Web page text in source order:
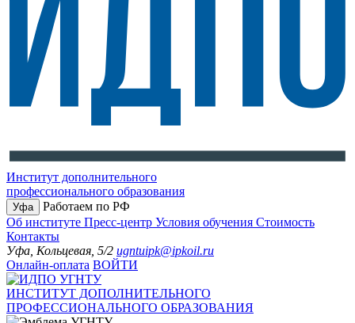
Институт дополнительного
профессионального образования
Уфа
Работаем по РФ
Об институте Пресс-центр Условия обучения Стоимость
Контакты
Уфа, Кольцевая, 5/2 ugntuipk@ipkoil.ru
Онлайн-оплата ВОЙТИ
ИНСТИТУТ ДОПОЛНИТЕЛЬНОГО
ПРОФЕССИОНАЛЬНОГО ОБРАЗОВАНИЯ